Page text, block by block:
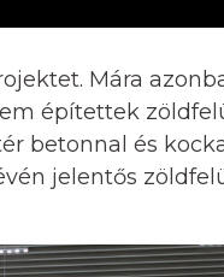
Mára
építettek
betonnal és
jelentős